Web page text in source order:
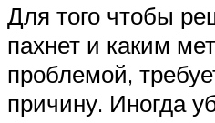
Для того чтобы
пахнет и каким
проблемой,
причину. Иногда